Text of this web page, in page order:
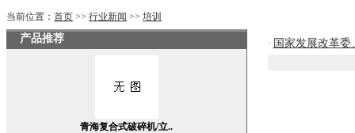
当前位置： 首页 >> 行业新闻 >> 培训
产品推荐
青海复合式破碎机/立..
· 国家发展改革